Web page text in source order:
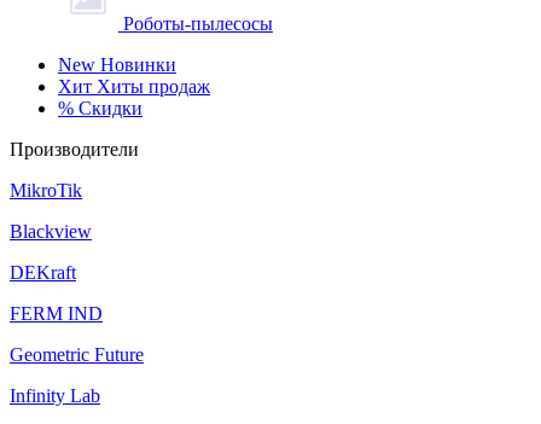
Роботы-пылесосы
New Новинки
Хит Хиты продаж
% Скидки
Производители
MikroTik
Blackview
DEKraft
FERM IND
Geometric Future
Infinity Lab